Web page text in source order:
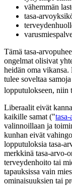
vähemmän
tasa-
Tämä tasa-
ongelmat olisivat
heidän oma vikansa.
tulee soveltaa
lopputulokseen, niin
Liberaalit eivät
kaikille samat ("
valinnoillaan ja
kunhan eivät
lopputuloksia tasa-
merkkinä tasa-arvo-
terveydenhoito tai
tapauksissa vain
ominaisuuksien tai